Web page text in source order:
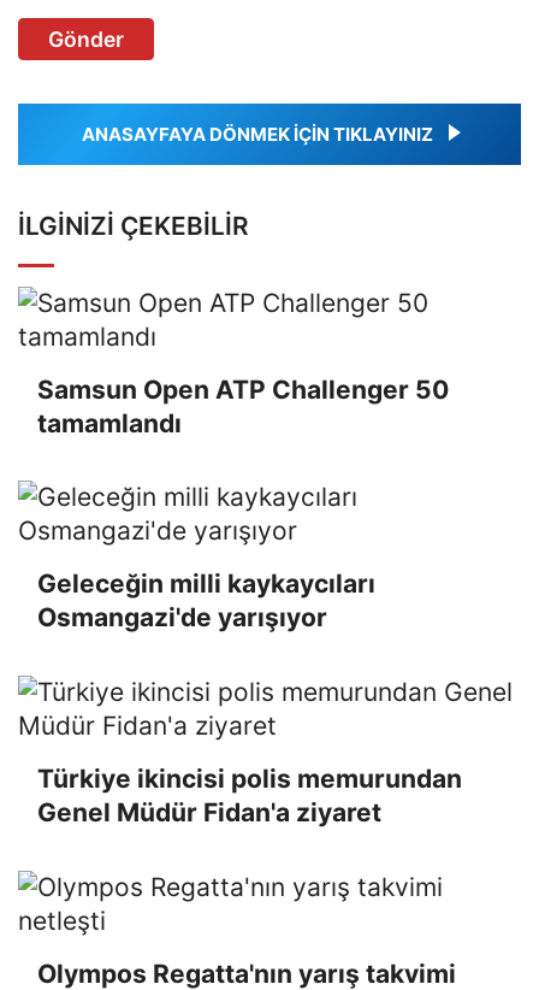
Gönder
ANASAYFAYA DÖNMEK İÇİN TIKLAYINIZ
İLGINIZI ÇEKEBILIR
Samsun Open ATP Challenger 50
tamamlandı
Geleceğin milli kaykaycıları
Osmangazi'de yarışıyor
Türkiye ikincisi polis memurundan
Genel Müdür Fidan'a ziyaret
Olympos Regatta'nın yarış takvimi